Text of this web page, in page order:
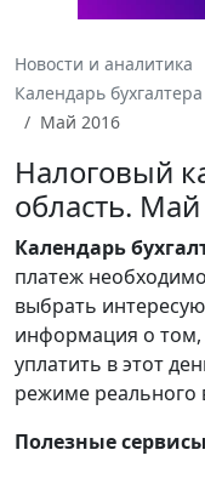
Новости и аналитика
Календарь бухгалтера
Май 2016
Налоговый
область.
Календарь
платеж
выбрать
информация о том,
уплатить в этот
режиме реального
Полезные сервисы